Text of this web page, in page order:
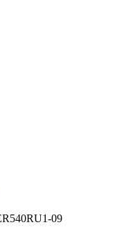
09